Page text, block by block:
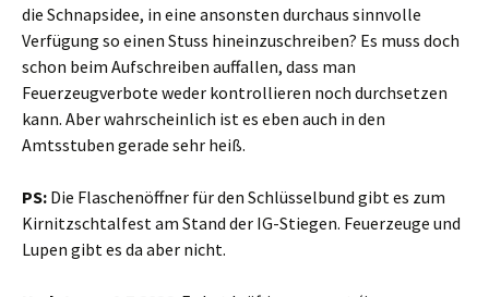
die Schnapsidee, in eine ansonsten durchaus sinnvolle
Verfügung so einen Stuss hineinzuschreiben? Es muss doch
schon beim Aufschreiben auffallen, dass man
Feuerzeugverbote weder kontrollieren noch durchsetzen
kann. Aber wahrscheinlich ist es eben auch in den
Amtsstuben gerade sehr heiß.
PS: Die Flaschenöffner für den Schlüsselbund gibt es zum
Kirnitzschtalfest am Stand der IG-Stiegen. Feuerzeuge und
Lupen gibt es da aber nicht.